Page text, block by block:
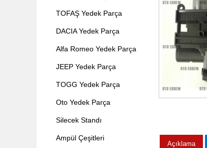
TOFAŞ Yedek Parça
DACIA Yedek Parça
Alfa Romeo Yedek Parça
JEEP Yedek Parça
TOGG Yedek Parça
Oto Yedek Parça
Silecek Standı
Ampül Çeşitleri
Açıklama